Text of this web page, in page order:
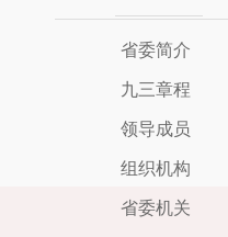
省委简介
九三章程
领导成员
组织机构
省委机关